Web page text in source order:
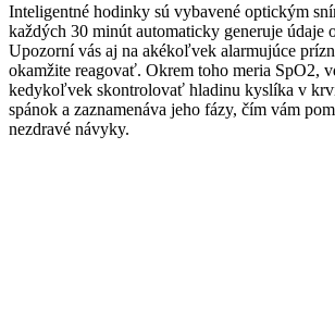
Inteligentné hodinky sú vybavené optickým
každých 30 minút automaticky generuje údaje
Upozorní vás aj na akékoľvek alarmujúce
okamžite reagovať. Okrem toho meria SpO2,
kedykoľvek skontrolovať hladinu kyslíka v
spánok a zaznamenáva jeho fázy, čím vám
nezdravé návyky.